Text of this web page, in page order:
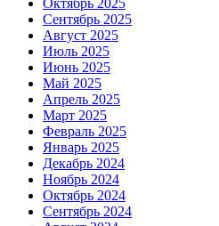
Сентябрь 2025
Август 2025
Июль 2025
Июнь 2025
Май 2025
Апрель 2025
Март 2025
Февраль 2025
Январь 2025
Декабрь 2024
Ноябрь 2024
Октябрь 2024
Сентябрь 2024